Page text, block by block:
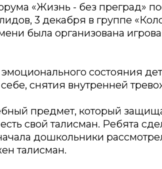
«Жизнь - без преград»
3 декабря в группе
была организована
состояния
снятия внутренней
предмет, который
свой талисман. Ребята
дошкольники
талисман.